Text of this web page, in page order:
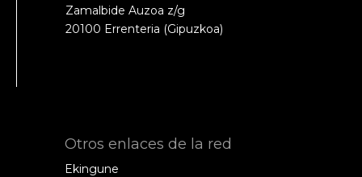
Zamalbide Auzoa z/g
20100 Errenteria (Gipuzkoa)
Otros enlaces de la red
Ekingune